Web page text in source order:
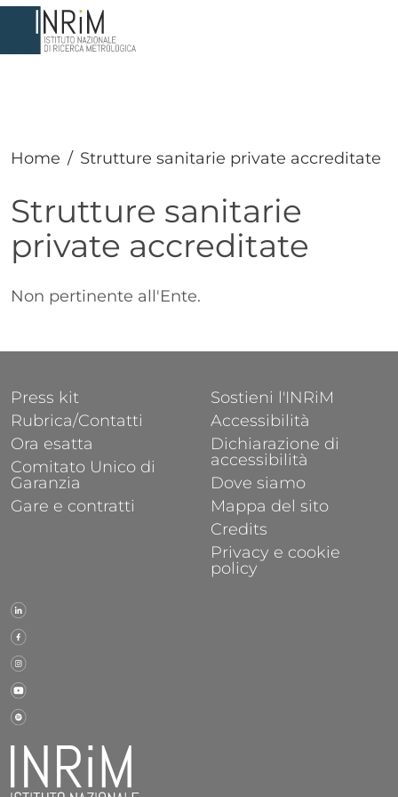
Salta al contenuto principale
Home Strutture sanitarie private accreditate
Strutture sanitarie
private accreditate
Paragrafo
Testo
Non pertinente all'Ente.
FOOTER 1
Press kit
Rubrica/Contatti
Ora esatta
Comitato Unico di
Garanzia
Gare e contratti
FOOTER 2
Sostieni l'INRiM
Accessibilità
Dichiarazione di
accessibilità
Dove siamo
Mappa del sito
Credits
Privacy e cookie
policy